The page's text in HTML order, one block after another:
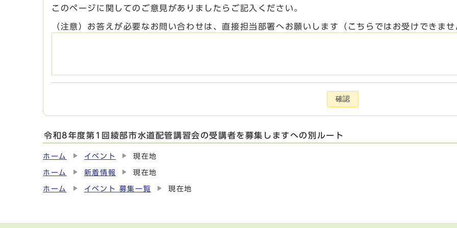
このページに関してのご意見がありましたらご記入ください。
（注意）お答えが必要なお問い合わせは、直接担当部署へお願いします（こちらではお受けできま
確認
令和8年度第1回綾部市水道配管講習会の受講者を募集しますへの別ルート
ホーム イベント 現在地
ホーム 新着情報 現在地
ホーム イベント 募集一覧 現在地